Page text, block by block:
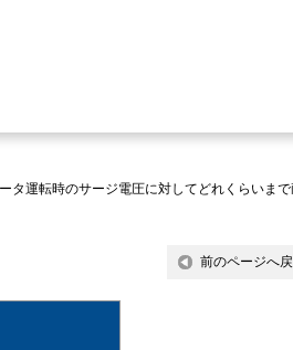
プ
ご
駆
プ
経
プ
マ
新
よ
タ運転時のサージ電圧に対してどれくらいま
前のページへ